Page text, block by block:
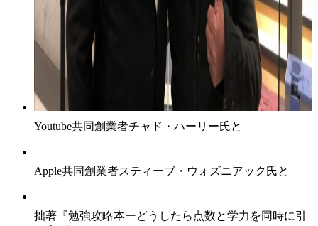
Youtube共同創業者チャド・ハーリー氏と
Apple共同創業者スティーブ・ウォズニアック氏と
拙著『勉強攻略本ーどうしたら点数と学力を同時に引